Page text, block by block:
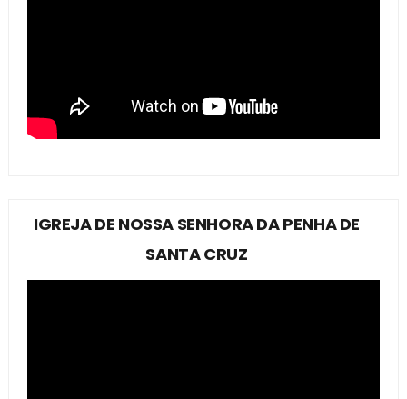
IGREJA DE NOSSA SENHORA DA PENHA DE
SANTA CRUZ